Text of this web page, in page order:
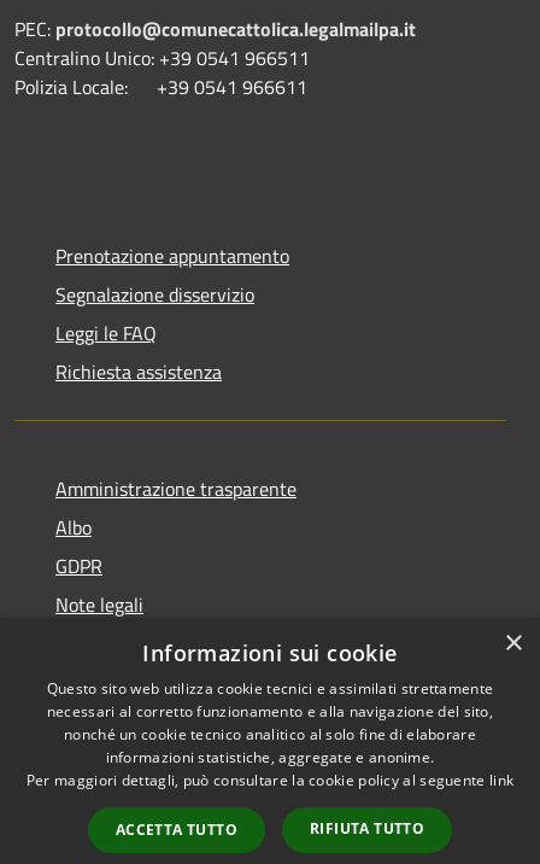
PEC: protocollo@comunecattolica.legalmailpa.it
Centralino Unico: +39 0541 966511
Polizia Locale: +39 0541 966611
Prenotazione appuntamento
Segnalazione disservizio
Leggi le FAQ
Richiesta assistenza
Amministrazione trasparente
Albo
GDPR
Note legali
Dichiarazione di accessibilità
Accessibilità
Copyright © 2026 • Comune di
Cattolica • Powered by
Municipium•
Accesso
redazione
×
Informazioni sui cookie
Questo sito web utilizza cookie tecnici e assimilati strettamente
necessari al corretto funzionamento e alla navigazione del sito,
nonché un cookie tecnico analitico al solo fine di elaborare
informazioni statistiche, aggregate e anonime.
Per maggiori dettagli, può consultare la cookie policy al seguente link
ACCETTA TUTTO RIFIUTA TUTTO